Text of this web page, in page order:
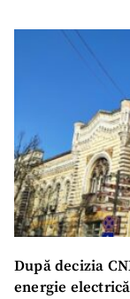
După decizia
energie